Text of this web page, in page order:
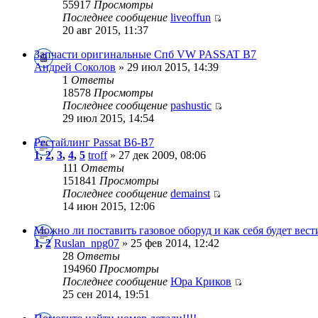
55917 Просмотры
Последнее сообщение liveoffun
20 авг 2015, 11:37
Запчасти оригинальные Спб VW PASSAT B7
Андрей Cоколов » 29 июл 2015, 14:39
1 Ответы
18578 Просмотры
Последнее сообщение pashustic
29 июл 2015, 14:54
Рестайлинг Passat B6-B7
1,2, 3, 4, 5 troff» 27 дек 2009, 08:06
111 Ответы
151841 Просмотры
Последнее сообщение demainst
14 июн 2015, 12:06
Можно ли поставить газовое оборуд и как себя будет
1,2 Ruslan_npg07 » 25 фев 2014, 12:42
28 Ответы
194960 Просмотры
Последнее сообщение Юра Криков
25 сен 2014, 19:51